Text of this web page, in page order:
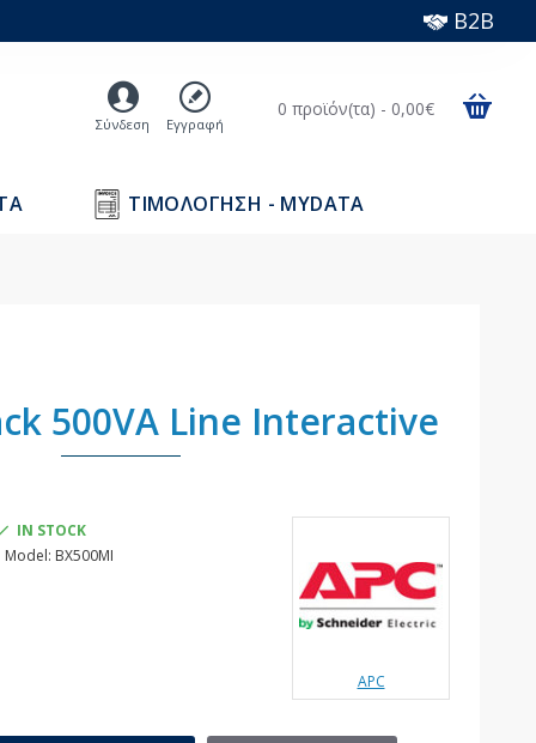
B2B
Σύνδεση Εγγραφή
0 προϊόν(τα) - 0,00€
ΤΙΜΟΛΟΓΗΣΗ - MYDATA
500VA Line Interactive
IN STOCK
Model: BX500MI
APC